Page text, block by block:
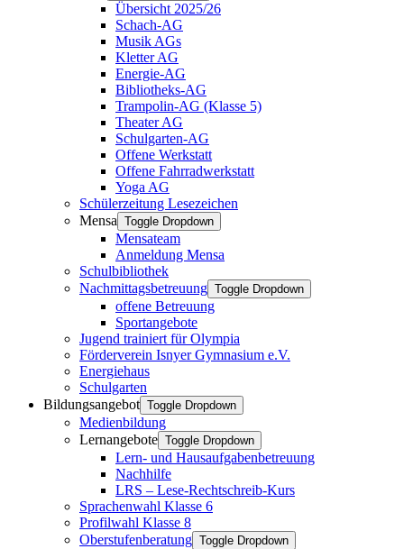
Übersicht 2025/26
Schach-AG
Musik AGs
Kletter AG
Energie-AG
Bibliotheks-AG
Trampolin-AG (Klasse 5)
Theater AG
Schulgarten-AG
Offene Werkstatt
Offene Fahrradwerkstatt
Yoga AG
Schülerzeitung Lesezeichen
Mensa Toggle Dropdown
Mensateam
Anmeldung Mensa
Schulbibliothek
Nachmittagsbetreuung Toggle Dropdown
offene Betreuung
Sportangebote
Jugend trainiert für Olympia
Förderverein Isnyer Gymnasium e.V.
Energiehaus
Schulgarten
Bildungsangebot Toggle Dropdown
Medienbildung
Lernangebote Toggle Dropdown
Lern- und Hausaufgabenbetreuung
Nachhilfe
LRS – Lese-Rechtschreib-Kurs
Sprachenwahl Klasse 6
Profilwahl Klasse 8
Oberstufenberatung Toggle Dropdown